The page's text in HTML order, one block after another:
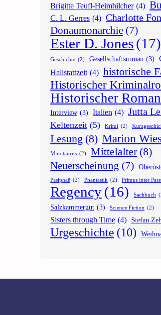
Brigitte Teufl-Heimhilcher (4)
C. L. Gerres (4) Charlotte
Donaumonarchie (7)
Ester D. Jones(17)
Geschichte (2) Gesellschaftsroman (3)
Hallstattzeit (4) historische
Historischer
Historischer Roman
Interview (3) Italien (4) Jutta
Keltenzeit (5) Krimi (2)
Lesung (8) Marion
Minotaurus (2) Mittelalter (8)
Neuerscheinung (7)
Pasiphaë (2) Phantastik (2) Primus inter
Regency(16) Sachbuch
Salzkammergut (3) Science Fiction (2)
Sisters through Time (4) Stefan
Urgeschichte (10)